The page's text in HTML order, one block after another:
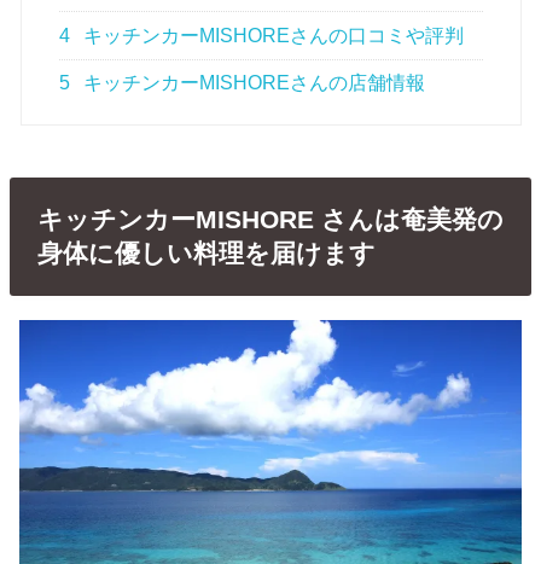
4 キッチンカーMISHOREさんの口コミや評判
5 キッチンカーMISHOREさんの店舗情報
キッチンカーMISHORE さんは奄美発の
身体に優しい料理を届けます